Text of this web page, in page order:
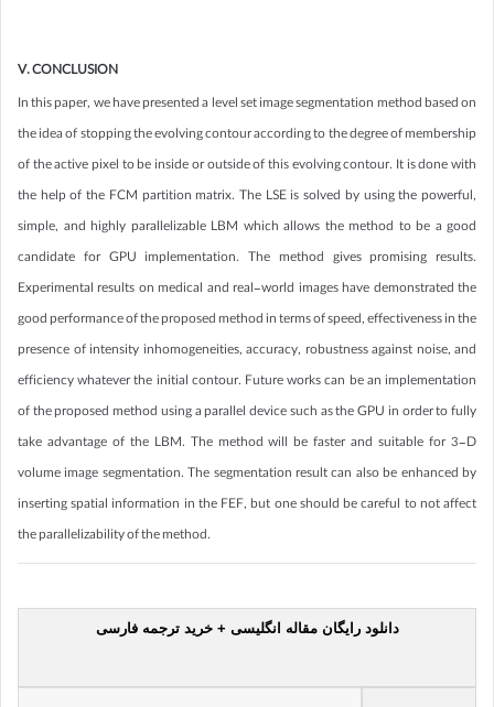
V. CONCLUSION
In this paper, we have presented a level set image segmentation method based on
the idea of stopping the evolving contour according to the degree of membership
of the active pixel to be inside or outside of this evolving contour. It is done with
the help of the FCM partition matrix. The LSE is solved by using the powerful,
simple, and highly parallelizable LBM which allows the method to be a good
candidate for GPU implementation. The method gives promising results.
Experimental results on medical and real-world images have demonstrated the
good performance of the proposed method in terms of speed, effectiveness in the
presence of intensity inhomogeneities, accuracy, robustness against noise, and
efficiency whatever the initial contour. Future works can be an implementation
of the proposed method using a parallel device such as the GPU in order to fully
take advantage of the LBM. The method will be faster and suitable for 3-D
volume image segmentation. The segmentation result can also be enhanced by
inserting spatial information in the FEF, but one should be careful to not affect
the parallelizability of the method.
دانلود رایگان مقاله انگلیسی + خرید ترجمه فارسی